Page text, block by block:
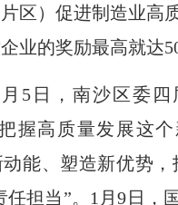
区）促进制造业高
业的奖励最高就达
日，南沙区委四
握高质量发展这
能、塑造新优势，
任担当”。1月9日，